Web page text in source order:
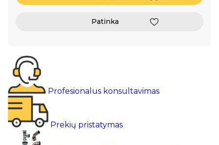
Patinka
Profesionalus konsultavimas
Prekių pristatymas